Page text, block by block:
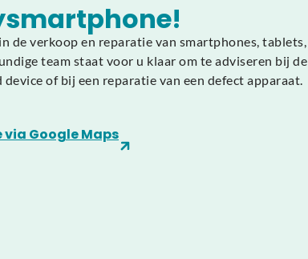
de verkoop en reparatie van smartphones, tablets,
team staat voor u klaar om te adviseren bij de
of bij een reparatie van een defect apparaat.
via Google Maps